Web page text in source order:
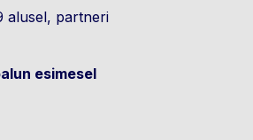
alusel, partneri
esimesel